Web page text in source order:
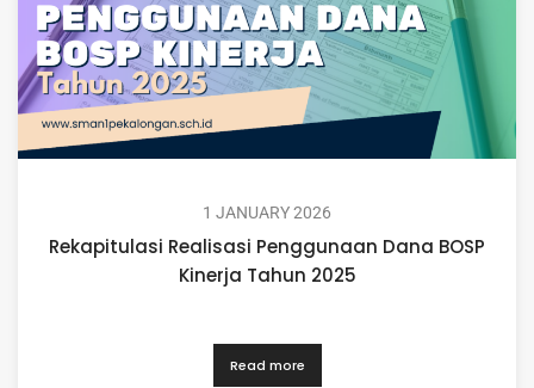
1 JANUARY 2026
Rekapitulasi Realisasi Penggunaan Dana BOSP
Kinerja Tahun 2025
Read more